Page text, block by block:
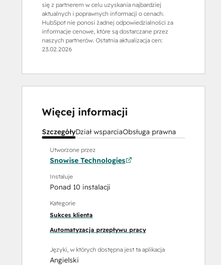
się z partnerem w celu uzyskania najbardziej
aktualnych i poprawnych informacji o cenach.
HubSpot nie ponosi żadnej odpowiedzialności za
informacje cenowe, które są dostarczane przez
naszych partnerów. Ostatnia aktualizacja cen:
23.02.2026
Więcej informacji
SzczegółyDział wsparciaObsługa prawna
Utworzone przez
Snowise Technologies
Instaluje
Ponad 10 instalacji
Kategorie
Sukces klienta
Automatyzacja przepływu pracy
Języki, w których dostępna jest ta aplikacja
Angielski